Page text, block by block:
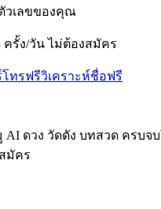
วเลขของคุณ
ครั้ง/วัน ไม่ต้องสมัคร
โทรฟรีวิเคราะห์ชื่อฟรี
AI ดวง วัดดัง บทสวด ครบจ
มัคร